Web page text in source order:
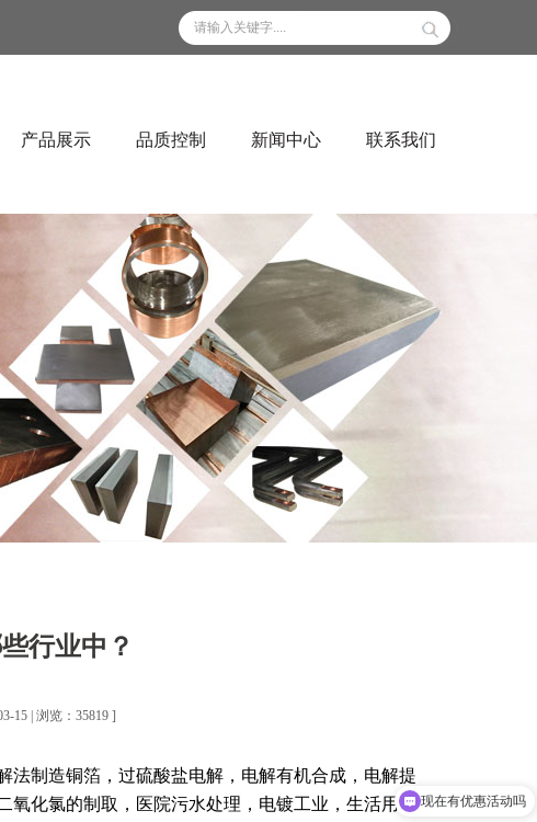
产品展示 品质控制 新闻中心 联系我们
行业中？
15 | 浏览：35819 ]
法制造铜箔，过硫酸盐电解，电解有机合成，电解提
氧化氯的制取，医院污水处理，电镀工业，生活用水 现在有优惠活动吗